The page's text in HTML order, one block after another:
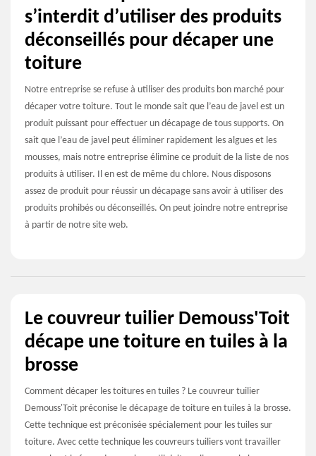
s’interdit d’utiliser des produits
déconseillés pour décaper une
toiture
Notre entreprise se refuse à utiliser des produits bon marché pour
décaper votre toiture. Tout le monde sait que l’eau de javel est un
produit puissant pour effectuer un décapage de tous supports. On
sait que l’eau de javel peut éliminer rapidement les algues et les
mousses, mais notre entreprise élimine ce produit de la liste de nos
produits à utiliser. Il en est de même du chlore. Nous disposons
assez de produit pour réussir un décapage sans avoir à utiliser des
produits prohibés ou déconseillés. On peut joindre notre entreprise
à partir de notre site web.
Le couvreur tuilier Demouss'Toit
décape une toiture en tuiles à la
brosse
Comment décaper les toitures en tuiles ? Le couvreur tuilier
Demouss'Toit préconise le décapage de toiture en tuiles à la brosse.
Cette technique est préconisée spécialement pour les tuiles sur
toiture. Avec cette technique les couvreurs tuiliers vont travailler